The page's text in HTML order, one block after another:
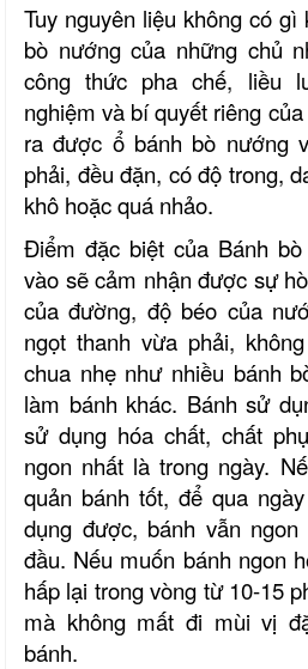
Tuy nguyên liệu không có
bò nướng của những chủ
công thức pha chế, liều
nghiệm và bí quyết riêng
ra được ổ bánh bò nướng
phải, đều đặn, có độ trong,
khô hoặc quá nhảo.
Điểm đặc biệt của Bánh
vào sẽ cảm nhận được sự h
của đường, độ béo của
ngọt thanh vừa phải,
chua nhẹ như nhiều bánh
làm bánh khác. Bánh sử
sử dụng hóa chất, chất
ngon nhất là trong ngày.
quản bánh tốt, để qua
dụng được, bánh vẫn
đầu. Nếu muốn bánh ngon
hấp lại trong vòng từ 10-15
mà không mất đi mùi vị
bánh.